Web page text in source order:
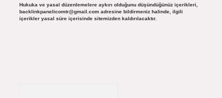
Hukuka ve yasal düzenlemelere aykırı olduğunu düşündüğünüz içerikleri,
backlinkpanelicomtr@gmail.comadresine bildirmeniz halinde, ilgili
içerikler yasal süre içerisinde sitemizden kaldırılacaktır.